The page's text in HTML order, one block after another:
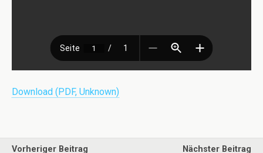
Download (PDF, Unknown)
Vorheriger Beitrag Nächster Beitrag